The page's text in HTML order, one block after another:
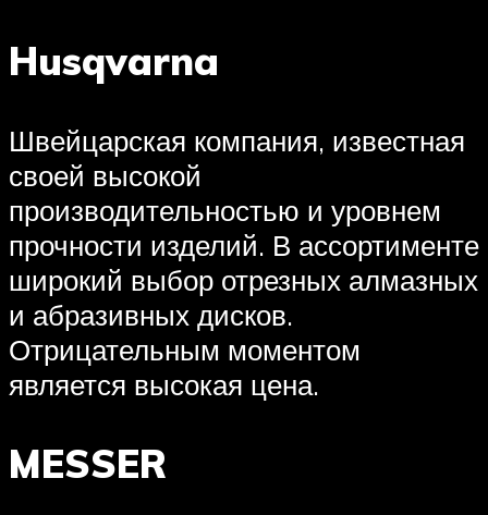
Husqvarna
Швейцарская компания, известная
своей высокой
производительностью и уровнем
прочности изделий. В ассортименте
широкий выбор отрезных алмазных
и абразивных дисков.
Отрицательным моментом
является высокая цена.
MESSER